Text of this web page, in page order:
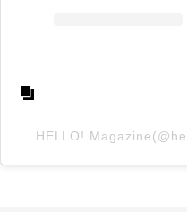
HELLO!